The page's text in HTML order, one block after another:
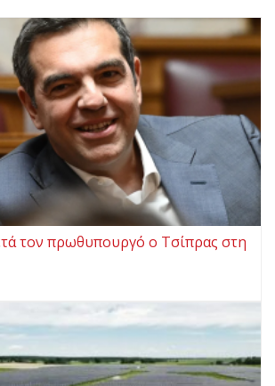
τον πρωθυπουργό ο Τσίπρας στη